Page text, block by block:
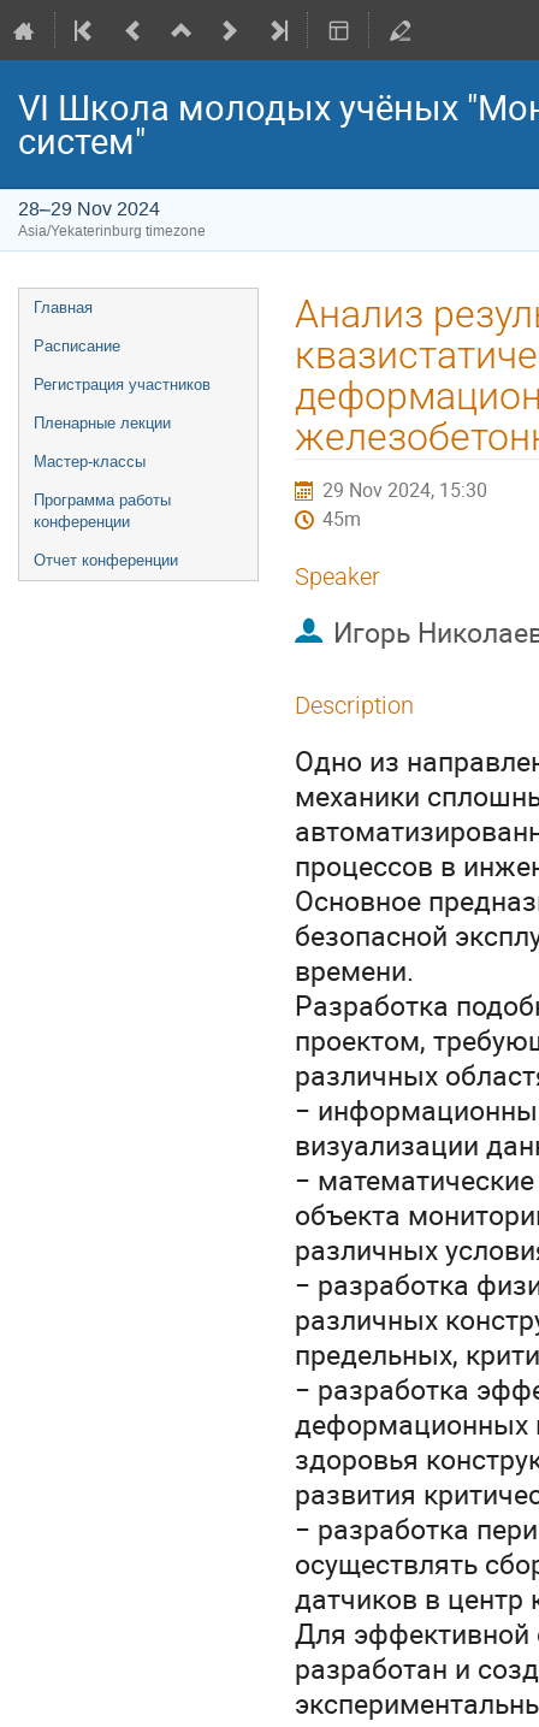
VI Школа молодых учёных
систем"
28–29 Nov 2024
Asia/Yekaterinburg timezone
Event
menu
Главная
Расписание
Регистрация участников
Пленарные лекции
Мастер-классы
Программа работы
конференции
Отчет конференции
Анализ
29 Nov 2024, 15:30
45m
Speaker
Игорь
Description
Одно из
механики
процессов в
Основное
безопасной
времени.
Разработка
проектом,
различных
−
визуализации
−
объекта
различных
− разработка
различных
предельных,
− разработка
деформационных
здоровья
развития
− разработка
осуществлять
датчиков в
Для эффективной
разработан и